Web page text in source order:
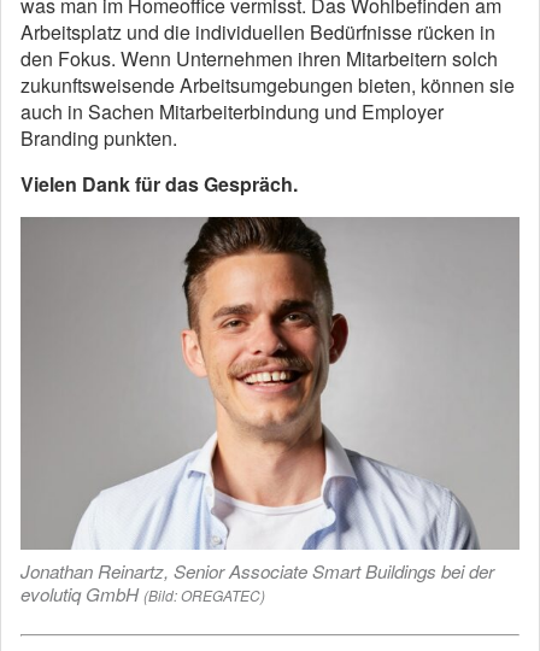
Arbeitsplatz und die individuellen Bedürfnisse rücken in
den Fokus. Wenn Unternehmen ihren Mitarbeitern solch
zukunftsweisende Arbeitsumgebungen bieten, können sie
auch in Sachen Mitarbeiterbindung und Employer
Branding punkten.
Vielen Dank für das Gespräch.
Jonathan Reinartz, Senior Associate Smart Buildings bei der
evolutiq GmbH (Bild: OREGATEC)